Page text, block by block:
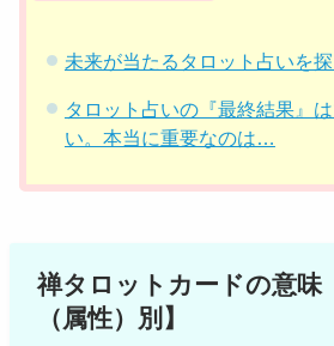
未来が当たるタロット占いを
タロット占いの『最終結果』
い。本当に重要なのは…
禅タロットカードの意味
（属性）別】